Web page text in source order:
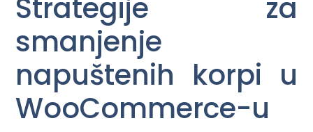
Strategije za
smanjenje
napuštenih korpi u
WooCommerce-u